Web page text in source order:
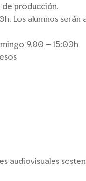
de producción.
Los alumnos serán
9.00 – 15:00h
audiovisuales